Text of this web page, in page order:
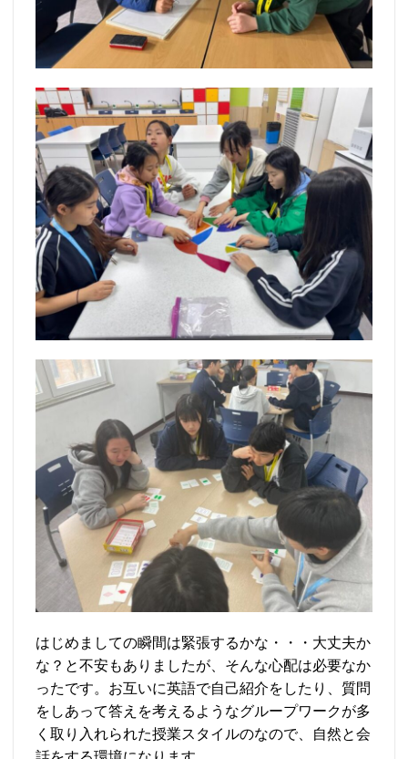
はじめましての瞬間は緊張するかな・・・大丈夫か
な？と不安もありましたが、そんな心配は必要なか
ったです。お互いに英語で自己紹介をしたり、質問
をしあって答えを考えるようなグループワークが多
く取り入れられた授業スタイルのなので、自然と会